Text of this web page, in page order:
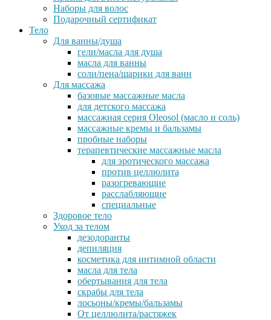
Наборы для волос
Подарочный сертификат
Тело
Для ванны/душа
гели/масла для душа
масла для ванны
соли/пена/шарики для ванн
Для массажа
базовые массажные масла
для детского массажа
массажная серия Oleosol (масло и соль)
массажные кремы и бальзамы
пробные наборы
терапевтические массажные масла
для эротического массажа
против целлюлита
разогревающие
расслабляющие
специальные
Здоровое тело
Уход за телом
дезодоранты
депиляция
косметика для интимной области
масла для тела
обертывания для тела
скрабы для тела
лосьоны/кремы/бальзамы
От целлюлита/растяжек